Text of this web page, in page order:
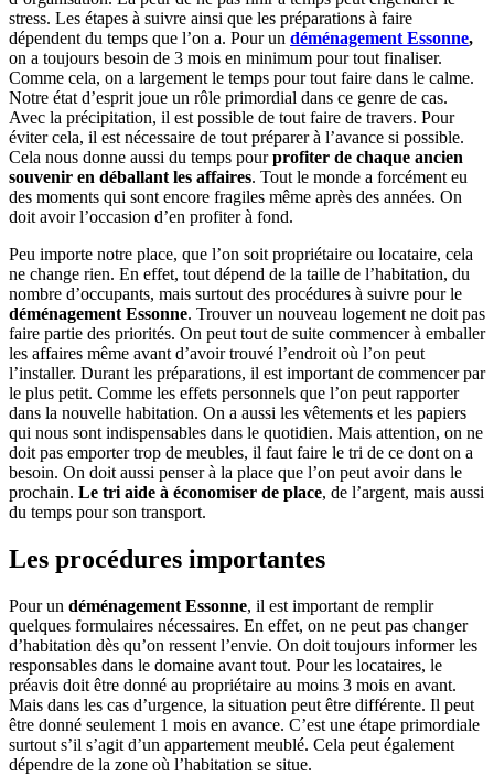
stress. Les étapes à suivre ainsi que les préparations à faire
dépendent du temps que l’on a. Pour un déménagement Essonne,
on a toujours besoin de 3 mois en minimum pour tout finaliser.
Comme cela, on a largement le temps pour tout faire dans le calme.
Notre état d’esprit joue un rôle primordial dans ce genre de cas.
Avec la précipitation, il est possible de tout faire de travers. Pour
éviter cela, il est nécessaire de tout préparer à l’avance si possible.
Cela nous donne aussi du temps pourprofiter de chaque ancien
souvenir en déballant les affaires. Tout le monde a forcément eu
des moments qui sont encore fragiles même après des années. On
doit avoir l’occasion d’en profiter à fond.
Peu importe notre place, que l’on soit propriétaire ou locataire, cela
ne change rien. En effet, tout dépend de la taille de l’habitation, du
nombre d’occupants, mais surtout des procédures à suivre pour le
déménagement Essonne. Trouver un nouveau logement ne doit pas
faire partie des priorités. On peut tout de suite commencer à emballer
les affaires même avant d’avoir trouvé l’endroit où l’on peut
l’installer. Durant les préparations, il est important de commencer par
le plus petit. Comme les effets personnels que l’on peut rapporter
dans la nouvelle habitation. On a aussi les vêtements et les papiers
qui nous sont indispensables dans le quotidien. Mais attention, on ne
doit pas emporter trop de meubles, il faut faire le tri de ce dont on a
besoin. On doit aussi penser à la place que l’on peut avoir dans le
prochain. Le tri aide à économiser de place, de l’argent, mais aussi
du temps pour son transport.
Les procédures importantes
Pour un déménagement Essonne, il est important de remplir
quelques formulaires nécessaires. En effet, on ne peut pas changer
d’habitation dès qu’on ressent l’envie. On doit toujours informer les
responsables dans le domaine avant tout. Pour les locataires, le
préavis doit être donné au propriétaire au moins 3 mois en avant.
Mais dans les cas d’urgence, la situation peut être différente. Il peut
être donné seulement 1 mois en avance. C’est une étape primordiale
surtout s’il s’agit d’un appartement meublé. Cela peut également
dépendre de la zone où l’habitation se situe.